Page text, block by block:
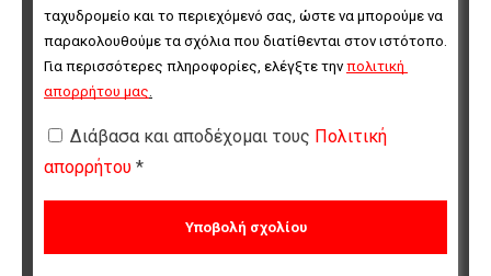
ταχυδρομείο και το περιεχόμενό σας, ώστε να μπορούμε να
παρακολουθούμε τα σχόλια που διατίθενται στον ιστότοπο.
Για περισσότερες πληροφορίες, ελέγξτε την πολιτική
απορρήτου μας
Διάβασα και αποδέχομαι τους Πολιτική
απορρήτου *